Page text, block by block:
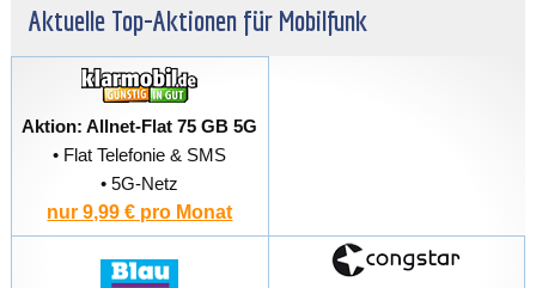
Aktuelle Top-Aktionen für Mobilfunk
Aktion: Allnet-Flat 75 GB 5G
• Flat Telefonie & SMS
• 5G-Netz
nur 9,99 € pro Monat